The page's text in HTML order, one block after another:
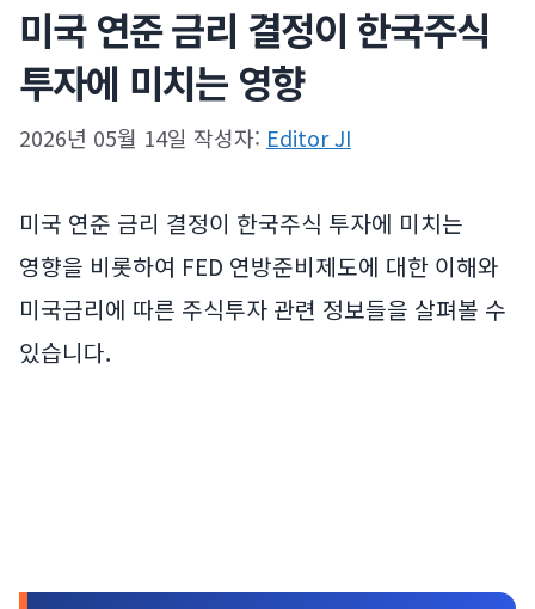
미국 연준 금리 결정이 한국주식
투자에 미치는 영향
2026년 05월 14일 작성자: Editor JI
미국 연준 금리 결정이 한국주식 투자에 미치는
영향을 비롯하여 FED 연방준비제도에 대한 이해와
미국금리에 따른 주식투자 관련 정보들을 살펴볼 수
있습니다.